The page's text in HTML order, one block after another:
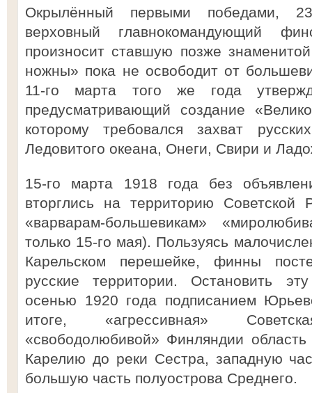
Окрылённый первыми победами,
верховный главнокомандующий
произносит ставшую позже
ножны» пока не освободит от
11-го марта того же года
предусматривающий создание
которому требовался захват
Ледовитого океана, Онеги, Свири и
15-го марта 1918 года без
вторглись на территорию Советской
«варварам-большевикам»
только 15-го мая). Пользуясь
Карельском перешейке, финны
русские территории. Остановить
осенью 1920 года подписанием
итоге, «агрессивная»
«свободолюбивой» Финляндии
Карелию до реки Сестра, западную
большую часть полуострова Среднего.